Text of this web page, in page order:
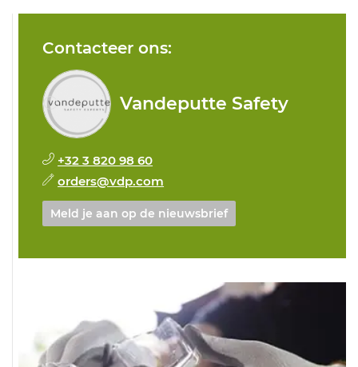
Contacteer ons:
Vandeputte Safety
+32 3 820 98 60
orders@vdp.com
Meld je aan op de nieuwsbrief